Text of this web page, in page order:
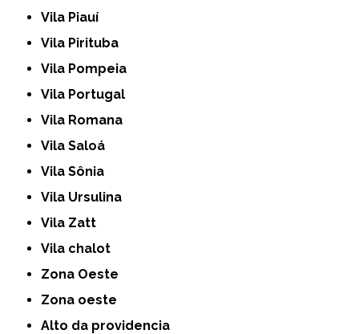
Vila Piauí
Vila Pirituba
Vila Pompeia
Vila Portugal
Vila Romana
Vila Saloá
Vila Sônia
Vila Ursulina
Vila Zatt
Vila chalot
Zona Oeste
Zona oeste
alto da providencia